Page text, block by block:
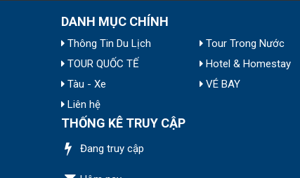
DANH MỤC CHÍNH
Thông Tin Du Lịch
Tour Trong Nước
TOUR QUỐC TẾ
Hotel & Homestay
Tàu - Xe
VÉ BAY
Liên hệ
THỐNG KÊ TRUY CẬP
Đang truy cập